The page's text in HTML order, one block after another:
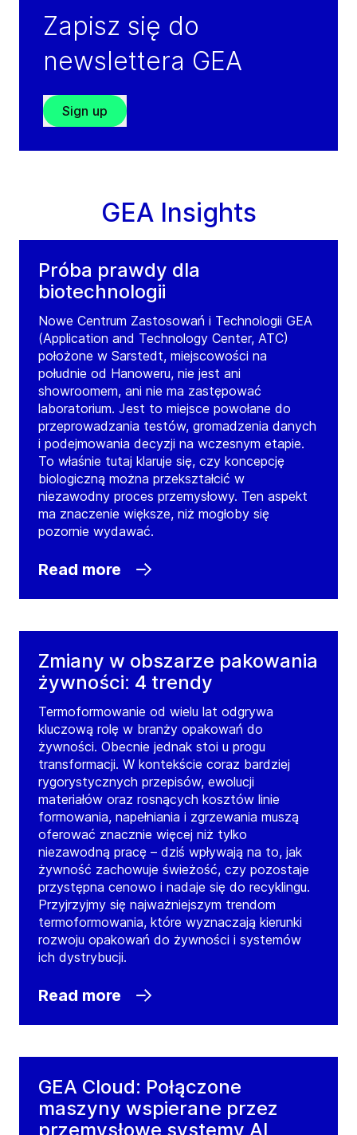
Zapisz się do
newslettera GEA
Sign up
GEA Insights
Próba prawdy dla
biotechnologii
Nowe Centrum Zastosowań i Technologii GEA
(Application and Technology Center, ATC)
położone w Sarstedt, miejscowości na
południe od Hanoweru, nie jest ani
showroomem, ani nie ma zastępować
laboratorium. Jest to miejsce powołane do
przeprowadzania testów, gromadzenia danych
i podejmowania decyzji na wczesnym etapie.
To właśnie tutaj klaruje się, czy koncepcję
biologiczną można przekształcić w
niezawodny proces przemysłowy. Ten aspekt
ma znaczenie większe, niż mogłoby się
pozornie wydawać.
Read more
Zmiany w obszarze pakowania
żywności: 4 trendy
Termoformowanie od wielu lat odgrywa
kluczową rolę w branży opakowań do
żywności. Obecnie jednak stoi u progu
transformacji. W kontekście coraz bardziej
rygorystycznych przepisów, ewolucji
materiałów oraz rosnących kosztów linie
formowania, napełniania i zgrzewania muszą
oferować znacznie więcej niż tylko
niezawodną pracę – dziś wpływają na to, jak
żywność zachowuje świeżość, czy pozostaje
przystępna cenowo i nadaje się do recyklingu.
Przyjrzyjmy się najważniejszym trendom
termoformowania, które wyznaczają kierunki
rozwoju opakowań do żywności i systemów
ich dystrybucji.
Read more
GEA Cloud: Połączone
maszyny wspierane przez
przemysłowe systemy AI